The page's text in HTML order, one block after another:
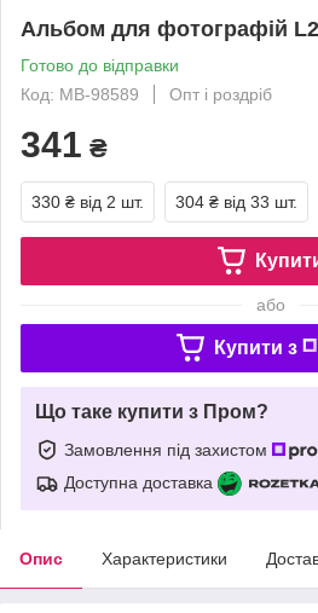
Aльбом для фотографій
Готово до відправки
Код: MB-98589
Опт і роздріб
341 ₴
330 ₴ від 2 шт. 304 ₴ від 33 шт.
або
Купити з
Що таке купити з Пром?
Замовлення під захистом
Доступна доставка
Опис Характеристики